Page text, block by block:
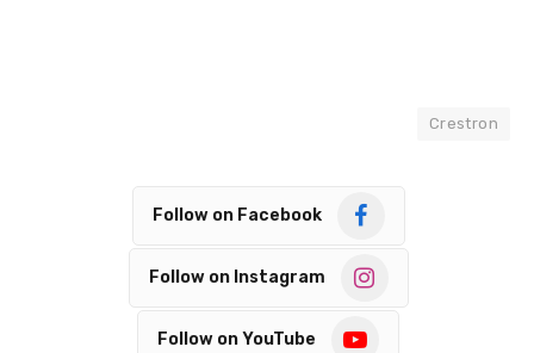
Crestron
Follow on Facebook
Follow on Instagram
Follow on YouTube